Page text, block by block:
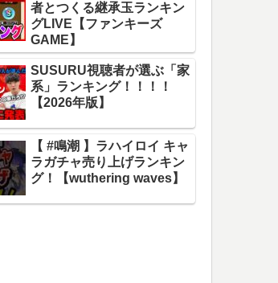
者とつくる継承玉ランキン
グLIVE【ファンキーズ
GAME】
SUSURU視聴者が選ぶ「家
系」ランキング！！！！
【2026年版】
【 #鳴潮 】ラハイロイ キャ
ラガチャ売り上げランキン
グ！【wuthering waves】